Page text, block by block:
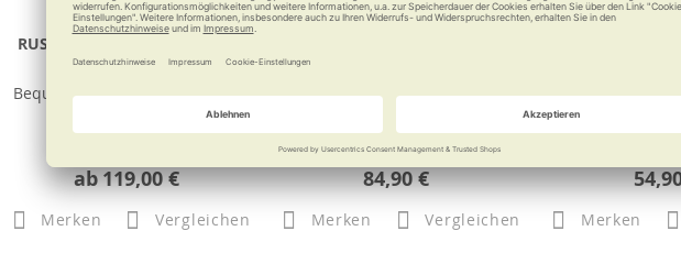
RUSSKA Toilettensitzerhöher
Soft XL
Bequem setzen und aufstehen
ab119,00 €
Merken Vergleichen
84,90 €
Merken Vergleichen
RUSSKA
Kompakt,
Merken